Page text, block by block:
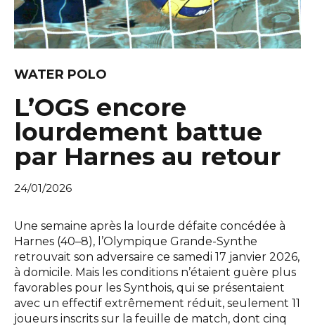
WATER POLO
L’OGS encore
lourdement battue
par Harnes au retour
24/01/2026
Une semaine après la lourde défaite concédée à
Harnes (40–8), l’Olympique Grande-Synthe
retrouvait son adversaire ce samedi 17 janvier 2026,
à domicile. Mais les conditions n’étaient guère plus
favorables pour les Synthois, qui se présentaient
avec un effectif extrêmement réduit, seulement 11
joueurs inscrits sur la feuille de match, dont cinq